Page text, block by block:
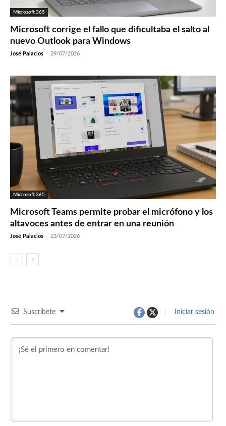
Microsoft 365
Microsoft corrige el fallo que dificultaba el salto al
nuevo Outlook para Windows
José Palacios - 29/07/2026
Microsoft 365
Microsoft Teams permite probar el micrófono y los
altavoces antes de entrar en una reunión
José Palacios - 23/07/2026
Suscríbete Iniciar sesión